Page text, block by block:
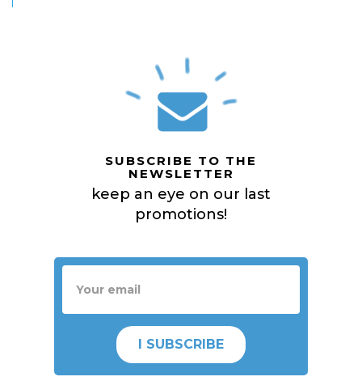
SUBSCRIBE TO THE
NEWSLETTER
keep an eye on our last
promotions!
I SUBSCRIBE